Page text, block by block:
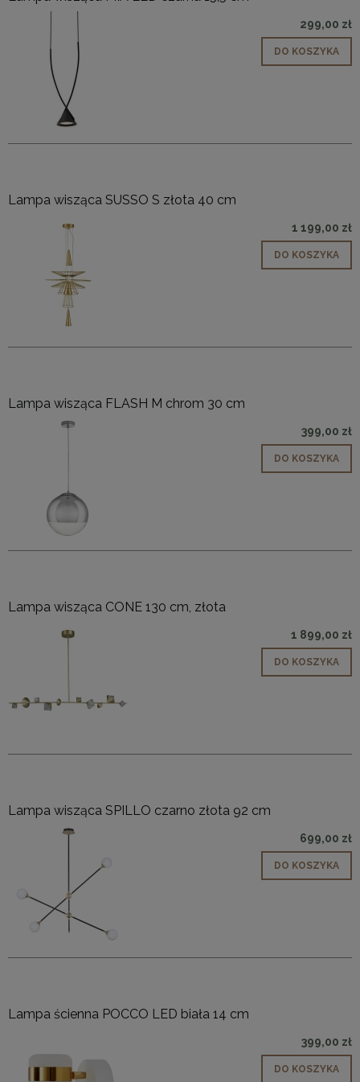
299,00 zł
DO KOSZYKA
Lampa wisząca SUSSO S złota 40 cm
1 199,00 zł
DO KOSZYKA
Lampa wisząca FLASH M chrom 30 cm
399,00 zł
DO KOSZYKA
Lampa wisząca CONE 130 cm, złota
1 899,00 zł
DO KOSZYKA
Lampa wisząca SPILLO czarno złota 92 cm
699,00 zł
DO KOSZYKA
Lampa ścienna POCCO LED biała 14 cm
399,00 zł
DO KOSZYKA